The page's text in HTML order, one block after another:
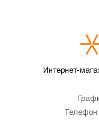
7
Интернет-
Телефон